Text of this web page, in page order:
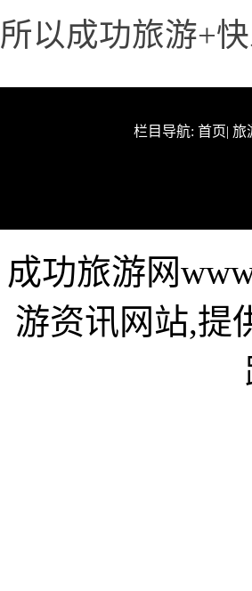
所以成功旅游+
栏目导航: 首页| 旅
成功旅游网
游资讯网站,提